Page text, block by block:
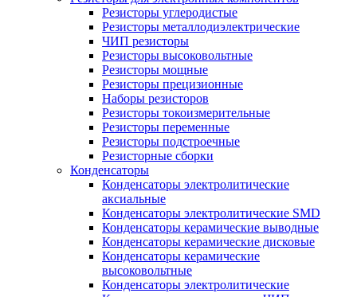
Резисторы углеродистые
Резисторы металлодиэлектрические
ЧИП резисторы
Резисторы высоковольтные
Резисторы мощные
Резисторы прецизионные
Наборы резисторов
Резисторы токоизмерительные
Резисторы переменные
Резисторы подстроечные
Резисторные сборки
Конденсаторы
Конденсаторы электролитические
аксиальные
Конденсаторы электролитические SMD
Конденсаторы керамические выводные
Конденсаторы керамические дисковые
Конденсаторы керамические
высоковольтные
Конденсаторы электролитические